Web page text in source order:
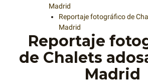
Madrid
Reportaje fotográfico de
Madrid
Reportaje
de Chalets
Madrid